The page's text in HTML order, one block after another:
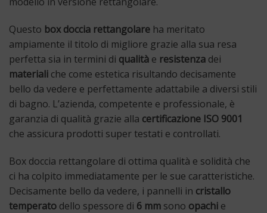
Questo box doccia rettangolare ha meritato
ampiamente il titolo di migliore grazie alla sua resa
perfetta sia in termini di qualità e resistenza dei
materiali che come estetica risultando decisamente
bello da vedere e perfettamente adattabile a diversi stili
di bagno. L’azienda, competente e professionale, è
garanzia di qualità grazie alla certificazione ISO 9001
che assicura prodotti super testati e controllati.
Box doccia rettangolare di ottima qualità e solidità che
ci ha colpito immediatamente per le sue caratteristiche.
Decisamente bello da vedere, i pannelli in cristallo
temperato dello spessore di 6 mm sono opachi e